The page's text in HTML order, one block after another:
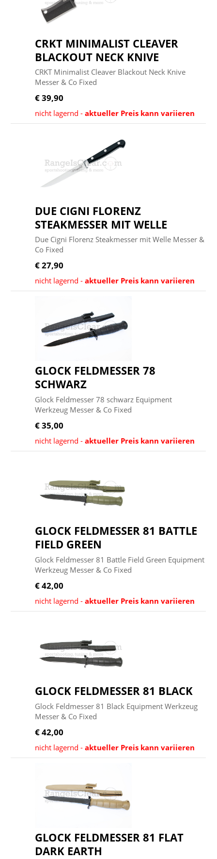
CRKT MINIMALIST CLEAVER
BLACKOUT NECK KNIVE
CRKT Minimalist Cleaver Blackout Neck Knive
Messer & Co Fixed
€ 39,90
nicht lagernd -aktueller Preis kann variieren
DUE CIGNI FLORENZ
STEAKMESSER MIT WELLE
Due Cigni Florenz Steakmesser mit Welle Messer &
Co Fixed
€ 27,90
nicht lagernd -aktueller Preis kann variieren
GLOCK FELDMESSER 78
SCHWARZ
Glock Feldmesser 78 schwarz Equipment
Werkzeug Messer & Co Fixed
€ 35,00
nicht lagernd -aktueller Preis kann variieren
GLOCK FELDMESSER 81 BATTLE
FIELD GREEN
Glock Feldmesser 81 Battle Field Green Equipment
Werkzeug Messer & Co Fixed
€ 42,00
nicht lagernd -aktueller Preis kann variieren
GLOCK FELDMESSER 81 BLACK
Glock Feldmesser 81 Black Equipment Werkzeug
Messer & Co Fixed
€ 42,00
nicht lagernd -aktueller Preis kann variieren
GLOCK FELDMESSER 81 FLAT
DARK EARTH